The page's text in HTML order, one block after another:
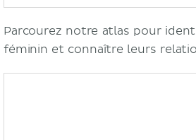
Parcourez notre atlas pour
féminin et connaître leurs